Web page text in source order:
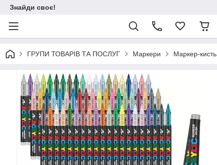
Знайди своє!
ГРУПИ ТОВАРІВ ТА ПОСЛУГ Маркери Маркер-